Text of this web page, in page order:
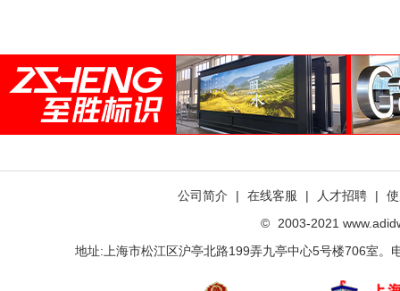
公司简介 | 在线客服 | 人才招聘 |
©
2003-2021
地址:上海市松江区沪亭北路199弄九亭中心5号楼706室